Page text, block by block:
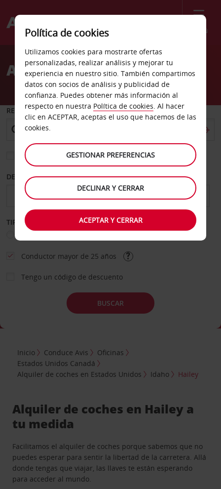
Menú
Welcome
AvisAlquiler de coches Hailey
RECOGER EN
Elegir otra oficina de devolución
DESDE HASTA
TIPO DE ALQUILER
Conductor mayor de 25 años
Tengo un código de descuento
BUSCAR
Inicio Conduce Avis
Oficinas
Estados Unidos Canadá
Alquiler de coches en Estados Unidos
Idaho Hailey
Alquiler de coches en Hailey a
tu medida
Facilitamos el alquiler de coches porque sabemos que no
puedes esperar para sentir la libertad de la carretera. Allá
donde tengas que viajar, las llaves te están esperando
para acceder al mundo.
Política de cookies
Utilizamos cookies para mostrarte ofertas
personalizadas, realizar análisis y mejorar tu
experiencia en nuestro sitio. También compartimos
datos con socios de análisis y publicidad de
confianza. Puedes obtener más información al
respecto en nuestra Política de cookies. Al hacer
clic en ACEPTAR, aceptas el uso que hacemos de las
cookies.
GESTIONAR PREFERENCIAS
DECLINAR Y CERRAR
ACEPTAR Y CERRAR